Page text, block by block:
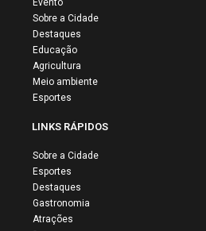
Sobre a Cidade
Destaques
Educação
Agricultura
Meio ambiente
Esportes
LINKS RÁPIDOS
Sobre a Cidade
Esportes
Destaques
Gastronomia
Atrações